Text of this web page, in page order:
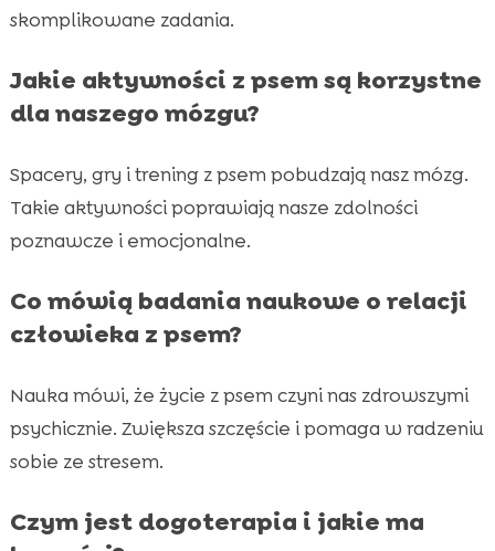
skomplikowane zadania.
Jakie aktywności z psem są korzystne
dla naszego mózgu?
Spacery, gry i trening z psem pobudzają nasz mózg.
Takie aktywności poprawiają nasze zdolności
poznawcze i emocjonalne.
Co mówią badania naukowe o relacji
człowieka z psem?
Nauka mówi, że życie z psem czyni nas zdrowszymi
psychicznie. Zwiększa szczęście i pomaga w radzeniu
sobie ze stresem.
Czym jest dogoterapia i jakie ma